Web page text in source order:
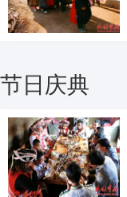
节日庆典